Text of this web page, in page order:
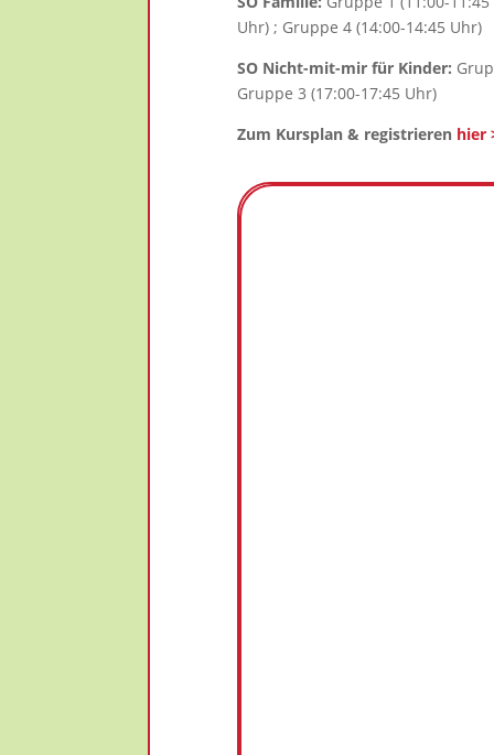
Uhr) ; Gruppe 4 (14:00-14:45 Uhr)
SO Nicht-mit-mir für Kinder:
Gruppe 3 (17:00-17:45 Uhr)
Zum Kursplan & registrieren hier